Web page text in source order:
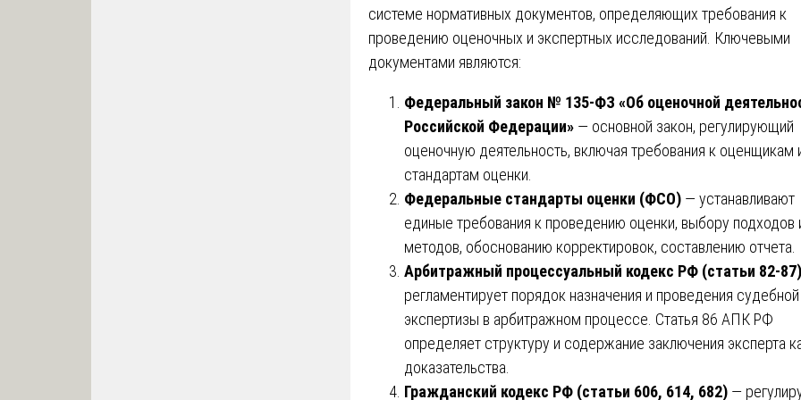
системе нормативных документов, определяющих требования к
проведению оценочных и экспертных исследований. Ключевыми
документами являются:
Федеральный закон № 135-ФЗ «Об оценочной
Российской Федерации» — основной закон, регулирующий
оценочную деятельность, включая требования к оценщикам
стандартам оценки.
Федеральные стандарты оценки (ФСО) — устанавливают
единые требования к проведению оценки, выбору подходов
методов, обоснованию корректировок, составлению отчета.
Арбитражный процессуальный кодекс РФ (статьи 82-87)
регламентирует порядок назначения и проведения судебной
экспертизы в арбитражном процессе. Статья 86 АПК РФ
определяет структуру и содержание заключения эксперта
доказательства.
Гражданский кодекс РФ (статьи 606, 614, 682) —